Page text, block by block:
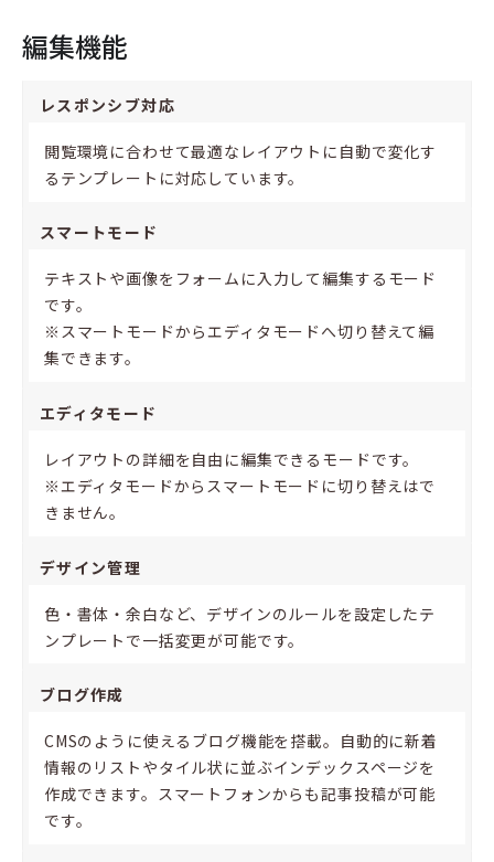
編集機能
レスポンシブ対応
閲覧環境に合わせて最適なレイアウトに自動で変化す
るテンプレートに対応しています。
スマートモード
テキストや画像をフォームに入力して編集するモード
です。
※スマートモードからエディタモードへ切り替えて編
集できます。
エディタモード
レイアウトの詳細を自由に編集できるモードです。
※エディタモードからスマートモードに切り替えはで
きません。
デザイン管理
色・書体・余白など、デザインのルールを設定したテ
ンプレートで一括変更が可能です。
ブログ作成
CMSのように使えるブログ機能を搭載。自動的に新着
情報のリストやタイル状に並ぶインデックスページを
作成できます。スマートフォンからも記事投稿が可能
です。